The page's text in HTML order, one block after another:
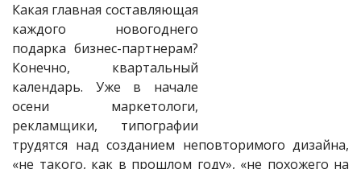
Какая главная составляющая
каждого новогоднего
подарка бизнес-партнерам?
Конечно, квартальный
календарь. Уже в начале
осени маркетологи,
рекламщики, типографии
трудятся над созданием неповторимого дизайна,
«не такого, как в прошлом году», «не похожего на